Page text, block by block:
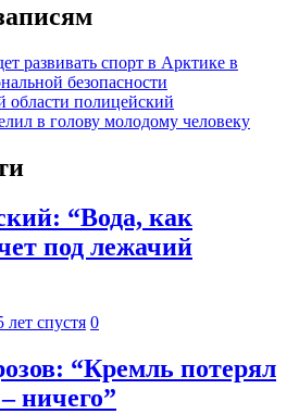
развивать спорт в Арктике в
безопасности
области полицейский
в голову молодому человеку
“Вода, как
под лежачий
лет спустя 0
“Кремль потерял
ничего”